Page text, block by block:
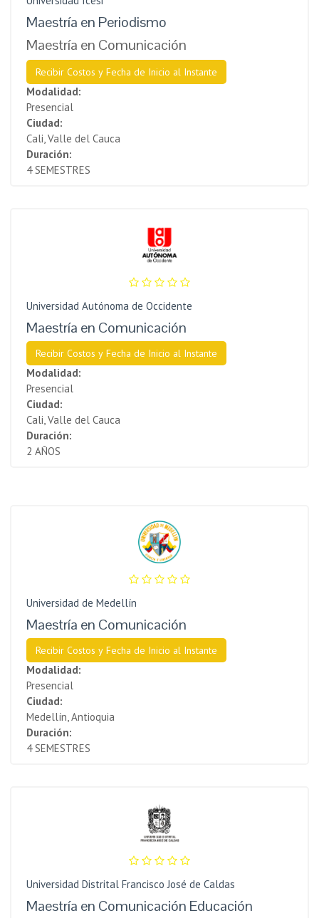
Maestría en Periodismo
Maestría en Comunicación
Recibir Costos y Fecha de Inicio al Instante
Modalidad:
Presencial
Ciudad:
Cali, Valle del Cauca
Duración:
4 SEMESTRES
Universidad Autónoma de Occidente
Maestría en Comunicación
Recibir Costos y Fecha de Inicio al Instante
Modalidad:
Presencial
Ciudad:
Cali, Valle del Cauca
Duración:
2 AÑOS
Universidad de Medellín
Maestría en Comunicación
Recibir Costos y Fecha de Inicio al Instante
Modalidad:
Presencial
Ciudad:
Medellín, Antioquia
Duración:
4 SEMESTRES
Universidad Distrital Francisco José de Caldas
Maestría en Comunicación Educación